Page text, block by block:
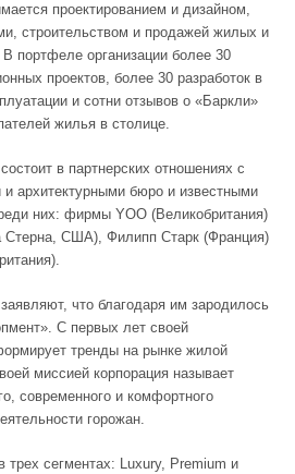
проектированием и дизайном,
строительством и продажей жилых и
портфеле организации более 30
проектов, более 30 разработок в
и сотни отзывов о «Баркли»
жилья в столице.
в партнерских отношениях с
архитектурными бюро и известными
них: фирмы YOO (Великобритания)
Стерна, США), Филипп Старк (Франция)
что благодаря им зародилось
С первых лет своей
тренды на рынке жилой
миссией корпорация называет
современного и комфортного
горожан.
трех сегментах: Luxury, Premium и